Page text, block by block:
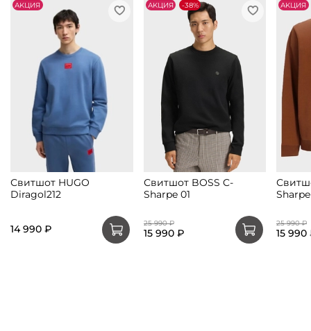
АKЦИЯ
Свитшот HUGO
Diragol212
14 990 ₽
АKЦИЯ -38%
Свитшот BOSS C-
Sharpe 01
25 990 ₽
15 990 ₽
АKЦИЯ
Sharpe
25 990 ₽
15 990